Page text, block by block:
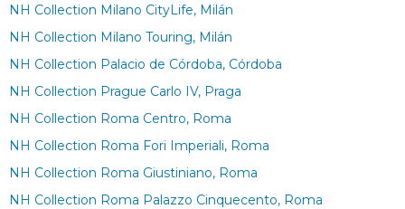
NH Collection Milano CityLife, Milán
NH Collection Milano Touring, Milán
NH Collection Palacio de Córdoba, Córdoba
NH Collection Prague Carlo IV, Praga
NH Collection Roma Centro, Roma
NH Collection Roma Fori Imperiali, Roma
NH Collection Roma Giustiniano, Roma
NH Collection Roma Palazzo Cinquecento, Roma